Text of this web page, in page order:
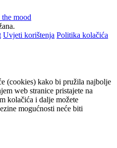
mood
Uvjeti korištenja Politika kolačića
(cookies) kako bi pružila najbolje
web stranice pristajete na
kolačića i dalje možete
mogućnosti neće biti